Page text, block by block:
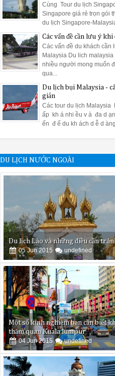
Cùng Tour du lịch
Singapore giá rẻ trọn gói
du lịch Singapore-
Các vấn đề cần lưu ý
Các vấn đề du khách cần
Malaysia Du lich
nhiều người mong muốn
qua...
Du lịch bụi Malaysia -
giản
Các tour du lịch
ấp kh á nhi ều v à đa d
ến đ ể du kh ách d ễ d
DU LỊCH NƯỚC NGOÀI
Du lịch Lào và những điều cần
05 Jun 2015 undefined
Một số kinh nghiệm bạn cần biết
thăm quan Kuala lumpur
04 Jun 2015 undefined